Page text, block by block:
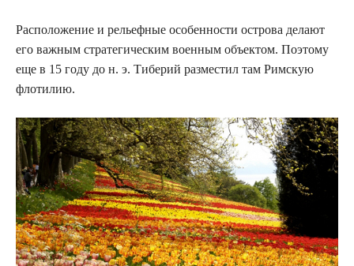
Расположение и рельефные особенности острова делают
его важным стратегическим военным объектом. Поэтому
еще в 15 году до н. э. Тиберий разместил там Римскую
флотилию.